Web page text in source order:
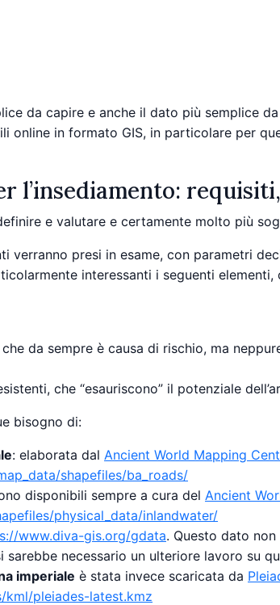
da capire e anche il dato più semplice
online in formato GIS, in particolare per
l’insediamento:
e valutare e certamente molto più
verranno presi in esame, con parametri
interessanti i seguenti
da sempre è causa di rischio, ma
che “esauriscono” il potenziale
bisogno di:
: elaborata dal Ancient World Mapping
shapefiles/ba_roads/
disponibili sempre a cura del Ancient
physical_data/inlandwater/
www.diva-gis.org/gdata. Questo dato
necessario un ulteriore lavoro su
imperiale è stata invece scaricata da
pleiades-latest.kmz